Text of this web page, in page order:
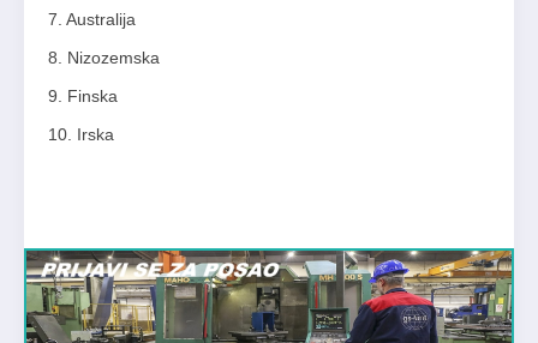
7. Australija
8. Nizozemska
9. Finska
10. Irska